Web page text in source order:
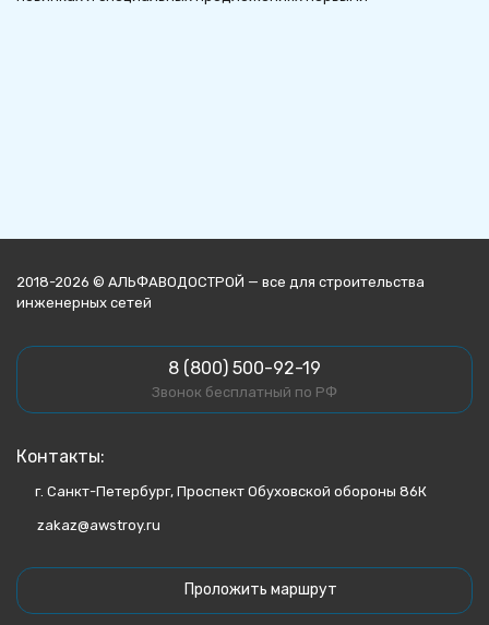
2018-2026 © АЛЬФАВОДОСТРОЙ — все для строительства
инженерных сетей
8 (800) 500-92-19
Звонок бесплатный по РФ
Контакты:
г. Санкт-Петербург, Проспект Обуховской обороны 86К
zakaz@awstroy.ru
Проложить маршрут